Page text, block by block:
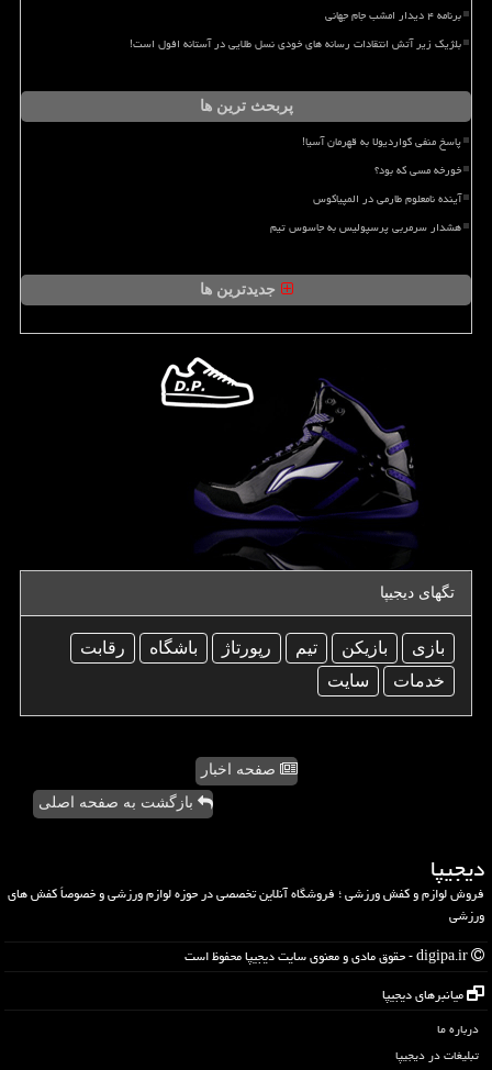
برنامه ۴ دیدار امشب جام جهانی
بلژیک زیر آتش انتقادات رسانه های خودی نسل طلایی در آستانه افول است!
پربحث ترین ها
پاسخ منفی گواردیولا به قهرمان آسیا!
خورخه مسی که بود؟
آینده نامعلوم طارمی در المپیاکوس
هشدار سرمربی پرسپولیس به جاسوس تیم
جدیدترین ها
تگهای دیجیپا
بازی بازیكن تیم رپورتاژ باشگاه
رقابت
خدمات
سایت
صفحه اخبار
بازگشت به صفحه اصلی
دیجیپا
فروش لوازم و کفش ورزشی ؛ فروشگاه آنلاین تخصصی در حوزه لوازم ورزشی و خصوصاً کفش های
ورزشی
میانبرهای دیجیپا
درباره ما
تبلیغات در دیجیپا